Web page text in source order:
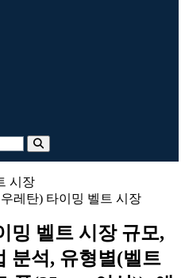
레탄) 타이밍 벨트 시장
밍 벨트 시장 규모,
분석, 유형별(벨트